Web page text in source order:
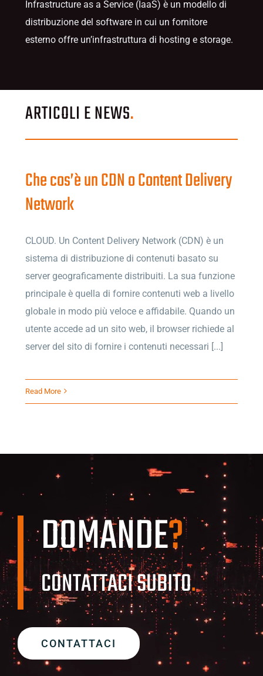
Infrastructure as a Service (IaaS) è un modello di
distribuzione del software in cui un fornitore
esterno offre un’infrastruttura di hosting e storage.
ARTICOLI E NEWS.
Che cos’è un CDN o Content Delivery
Network
CLOUD. Un Content Delivery Network (CDN) è un
sistema di distribuzione di contenuti basato su
server geograficamente distribuiti. La sua funzione
principale è quella di fornire contenuti web a livello
globale in modo più veloce e affidabile. Quando un
utente accede ad un sito web, il browser richiede al
server del sito di fornire i contenuti necessari [...]
Read More
DOMANDE?
CONTATTACI SUBITO.
CONTATTACI